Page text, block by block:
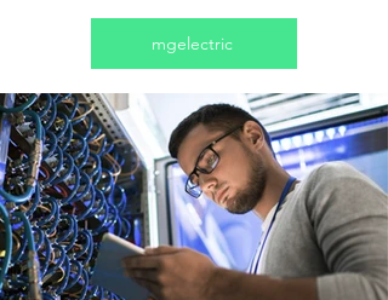
mgelectric